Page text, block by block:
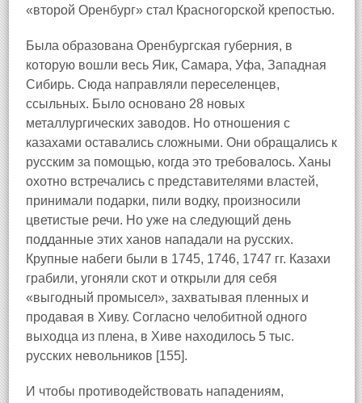
«второй Оренбург» стал Красногорской крепостью.
Была образована Оренбургская губерния, в
которую вошли весь Яик, Самара, Уфа, Западная
Сибирь. Сюда направляли переселенцев,
ссыльных. Было основано 28 новых
металлургических заводов. Но отношения с
казахами оставались сложными. Они обращались к
русским за помощью, когда это требовалось. Ханы
охотно встречались с представителями властей,
принимали подарки, пили водку, произносили
цветистые речи. Но уже на следующий день
подданные этих ханов нападали на русских.
Крупные набеги были в 1745, 1746, 1747 гг. Казахи
грабили, угоняли скот и открыли для себя
«выгодный промысел», захватывая пленных и
продавая в Хиву. Согласно челобитной одного
выходца из плена, в Хиве находилось 5 тыс.
русских невольников [155].
И чтобы противодействовать нападениям,